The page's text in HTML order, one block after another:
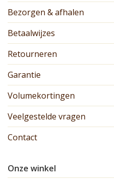
Bezorgen & afhalen
Betaalwijzes
Retourneren
Garantie
Volumekortingen
Veelgestelde vragen
Contact
Onze winkel